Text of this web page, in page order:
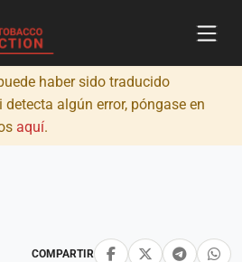
haber sido traducido
algún error, póngase en
aquí.
COMPARTIR